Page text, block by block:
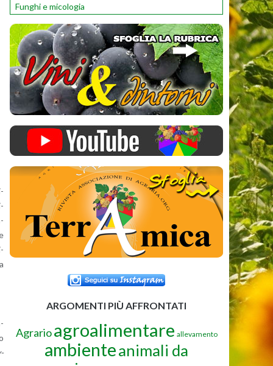
Funghi e micologia
ARGOMENTI PIÙ AFFRONTATI
Agrario agroalimentare allevamento
ambienteanimali da